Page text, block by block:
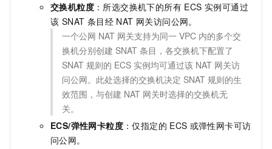
交换机粒度 ：所选交换机下的所有 ECS 实例可通过
该 SNAT 条目经 NAT 网关访问公网。
一个公网 NAT 网关支持为同一 VPC 内的多个交
换机分别创建 SNAT 条目，各交换机下配置了
SNAT 规则的 ECS 实例均可通过该 NAT 网关访
问公网。此处选择的交换机决定 SNAT 规则的生
效范围，与创建 NAT 网关时选择的交换机无
关。
ECS/弹性网卡粒度 ：仅指定的 ECS 或弹性网卡可访
问公网。